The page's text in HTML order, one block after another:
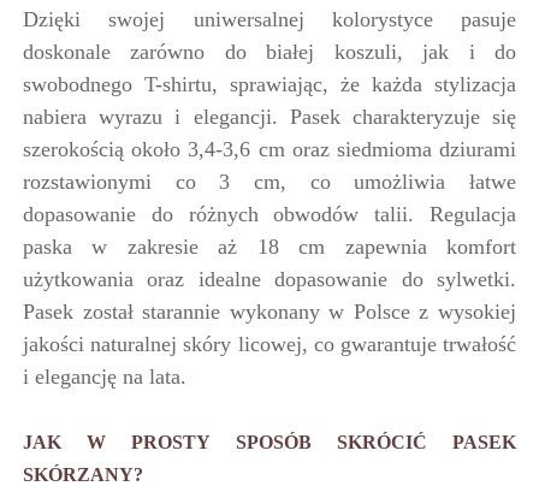
Dzięki swojej uniwersalnej kolorystyce pasuje
doskonale zarówno do białej koszuli, jak i do
swobodnego T-shirtu, sprawiając, że każda stylizacja
nabiera wyrazu i elegancji. Pasek charakteryzuje się
szerokością około 3,4-3,6 cm oraz siedmioma dziurami
rozstawionymi co 3 cm, co umożliwia łatwe
dopasowanie do różnych obwodów talii. Regulacja
paska w zakresie aż 18 cm zapewnia komfort
użytkowania oraz idealne dopasowanie do sylwetki.
Pasek został starannie wykonany w Polsce z wysokiej
jakości naturalnej skóry licowej, co gwarantuje trwałość
i elegancję na lata.
JAK W PROSTY SPOSÓB SKRÓCIĆ PASEK
SKÓRZANY?